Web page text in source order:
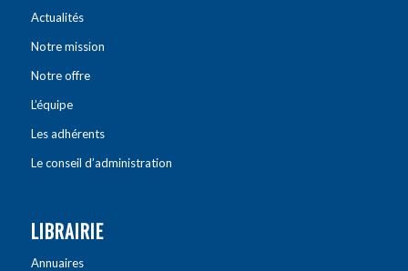
Actualités
Notre mission
Notre offre
L’équipe
Les adhérents
Le conseil d’administration
LIBRAIRIE
Annuaires